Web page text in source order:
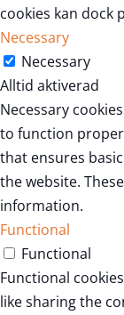
cookies kan dock
Necessary
Necessary
Alltid aktiverad
Necessary
to function
that ensures
the website.
information.
Functional
Functional
Functional
like sharing the